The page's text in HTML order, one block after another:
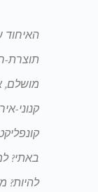
האיחוד
תוצרת-
מושלם,
קנוני-
באתי?
להיות?